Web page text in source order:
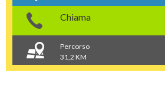
Chiama
Percorso
31,2 KM